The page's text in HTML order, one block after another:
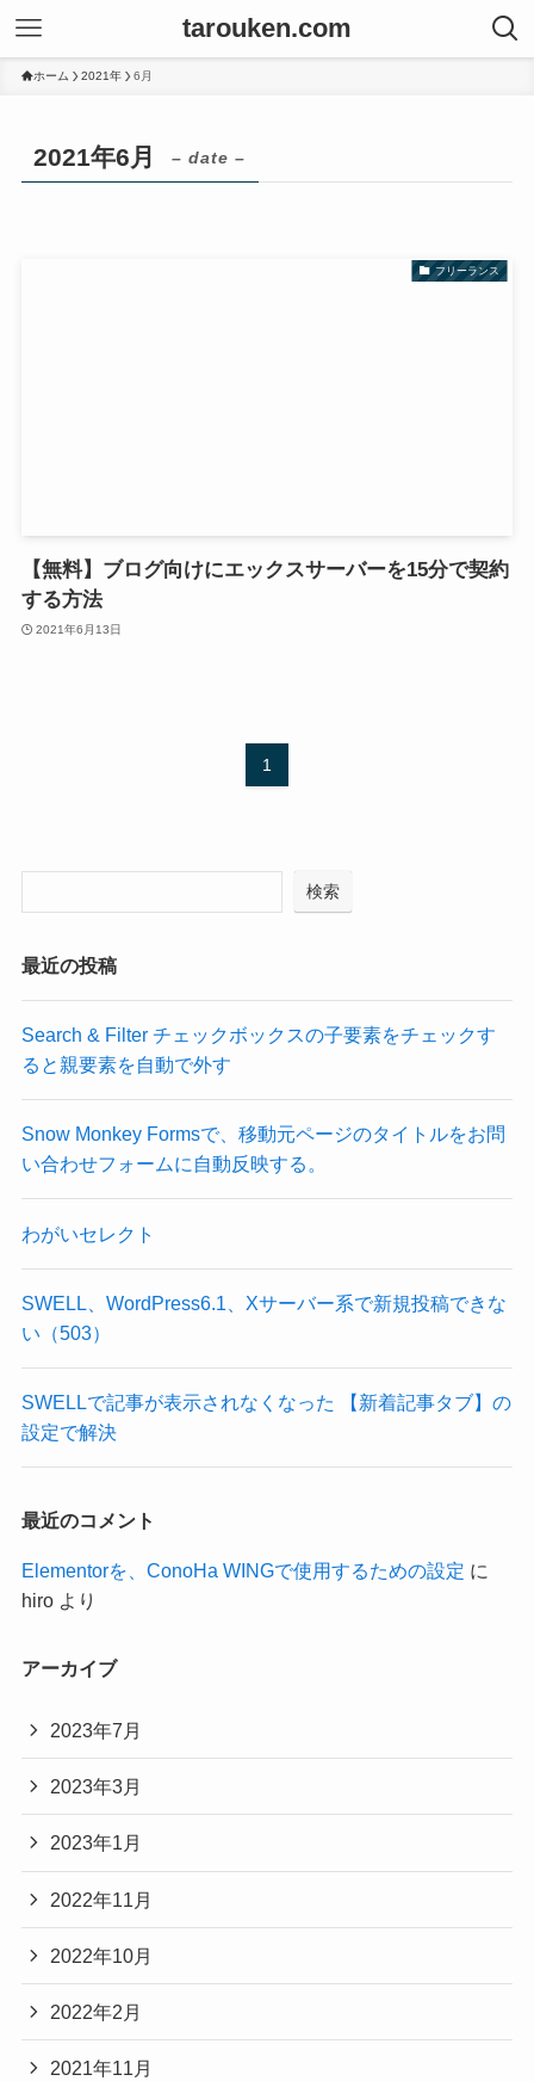
tarouken.com
ホーム 2021年 6月
2021年6月 – date –
フリーランス
【無料】ブログ向けにエックスサーバーを15分で契約
する方法
2021年6月13日
1
検索
最近の投稿
Search & Filter チェックボックスの子要素をチェックす
ると親要素を自動で外す
Snow Monkey Formsで、移動元ページのタイトルをお問
い合わせフォームに自動反映する。
わがいセレクト
SWELL、WordPress6.1、Xサーバー系で新規投稿できな
い（503）
SWELLで記事が表示されなくなった 【新着記事タブ】の
設定で解決
最近のコメント
Elementorを、ConoHa WINGで使用するための設定 に
hiroより
アーカイブ
2023年7月
2023年3月
2023年1月
2022年11月
2022年10月
2022年2月
2021年11月